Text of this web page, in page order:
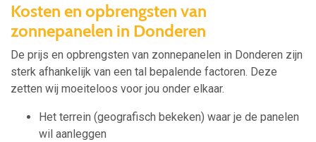
Kosten en opbrengsten van
zonnepanelen in Donderen
De prijs en opbrengsten van zonnepanelen in Donderen zijn
sterk afhankelijk van een tal bepalende factoren. Deze
zetten wij moeiteloos voor jou onder elkaar.
Het terrein (geografisch bekeken) waar je de panelen
wil aanleggen